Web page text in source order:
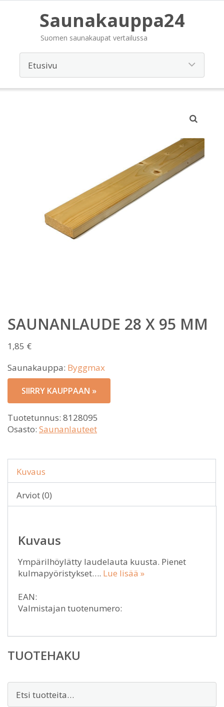
Saunakauppa24
Suomen saunakaupat vertailussa
SAUNANLAUDE 28 X 95 MM
1,85 €
Saunakauppa: Byggmax
SIIRRY KAUPPAAN »
Tuotetunnus: 8128095
Osasto: Saunanlauteet
Kuvaus
Arviot (0)
Kuvaus
Ympärilhöylätty laudelauta kuusta. Pienet
kulmapyöristykset…. Lue lisää »
EAN:
Valmistajan tuotenumero:
TUOTEHAKU